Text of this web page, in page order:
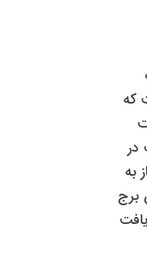
که
در
به
برج